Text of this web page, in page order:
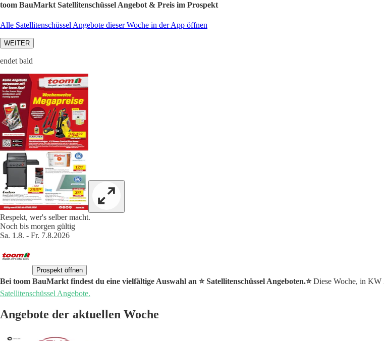
toom BauMarkt Satellitenschüssel Angebot & Preis im Prospekt
Alle Satellitenschüssel Angebote dieser Woche in der App öffnen
WEITER
endet bald
Respekt, wer's selber macht.
Noch bis morgen gültig
Sa. 1.8. - Fr. 7.8.2026
Prospekt öffnen
Bei toom BauMarkt findest du eine vielfältige Auswahl an ⭐️ Satellitenschüssel Angeboten.⭐️Diese Woche, in KW
Satellitenschüssel Angebote.
Angebote der aktuellen Woche